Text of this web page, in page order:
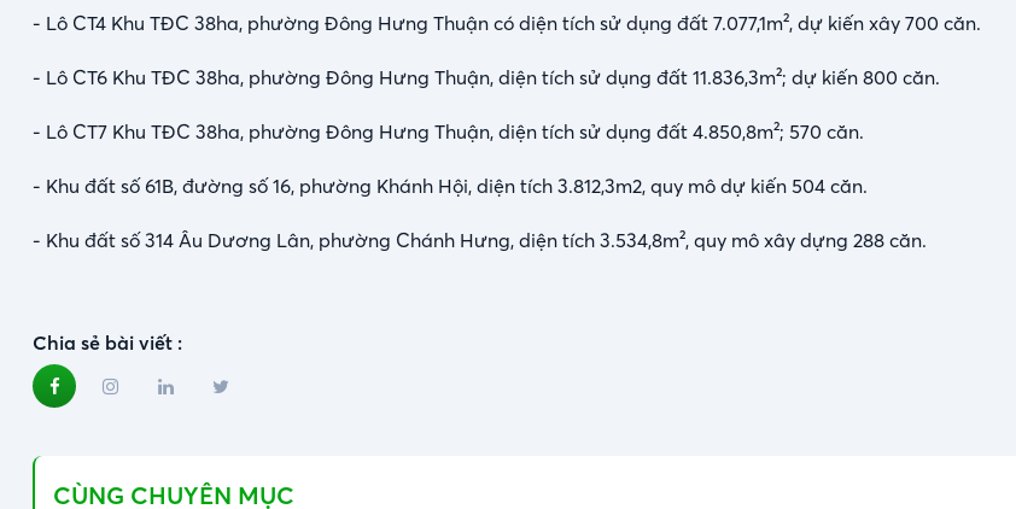
- Lô CT4 Khu TĐC 38ha, phường Đông Hưng Thuận có diện tích sử dụng đất 7.077,1m², dự kiến xây 700 căn.
- Lô CT6 Khu TĐC 38ha, phường Đông Hưng Thuận, diện tích sử dụng đất 11.836,3m²; dự kiến 800 căn.
- Lô CT7 Khu TĐC 38ha, phường Đông Hưng Thuận, diện tích sử dụng đất 4.850,8m²; 570 căn.
- Khu đất số 61B, đường số 16, phường Khánh Hội, diện tích 3.812,3m2, quy mô dự kiến 504 căn.
- Khu đất số 314 Âu Dương Lân, phường Chánh Hưng, diện tích 3.534,8m², quy mô xây dựng 288 căn.
Chia sẻ bài viết :
CÙNG CHUYÊN MỤC